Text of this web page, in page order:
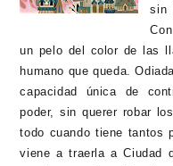
sin
un pelo del color de las
humano que queda.
capacidad única de
poder, sin querer robar
todo cuando tiene tantos
viene a traerla a Ciudad